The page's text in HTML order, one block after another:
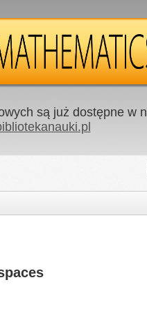
są już dostępne w